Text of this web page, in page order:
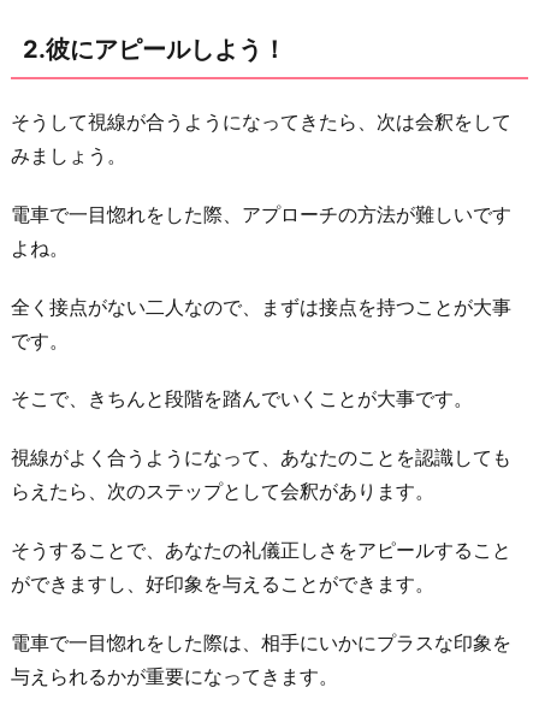
し
て
み
よ
5.
二
で
出
か
て
み
う！
6.
2.彼にアピールしよう！
そうして視線が合うようになってきたら、次は会釈をして
みましょう。
電車で一目惚れをした際、アプローチの方法が難しいです
よね。
全く接点がない二人なので、まずは接点を持つことが大事
です。
そこで、きちんと段階を踏んでいくことが大事です。
視線がよく合うようになって、あなたのことを認識しても
らえたら、次のステップとして会釈があります。
そうすることで、あなたの礼儀正しさをアピールすること
ができますし、好印象を与えることができます。
電車で一目惚れをした際は、相手にいかにプラスな印象を
与えられるかが重要になってきます。